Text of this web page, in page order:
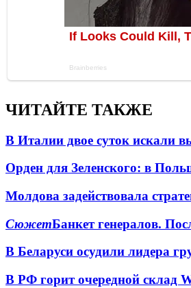
ЧИТАЙТЕ ТАКЖЕ
В Италии двое суток искали
Орден для Зеленского: в
Молдова задействовала
СюжетБанкет генералов.
В Беларуси осудили лидера
В РФ горит очередной склад